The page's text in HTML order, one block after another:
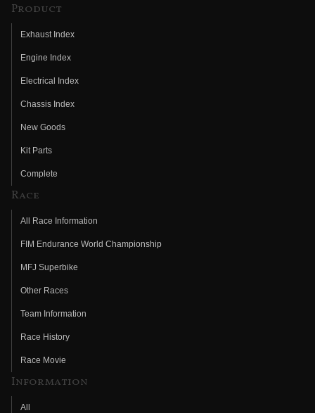
Product
Exhaust Index
Engine Index
Electrical Index
Chassis Index
New Goods
Kit Parts
Complete
Race
All Race Information
FIM Endurance World Championship
MFJ Superbike
Other Races
Team Information
Race History
Race Movie
Information
All